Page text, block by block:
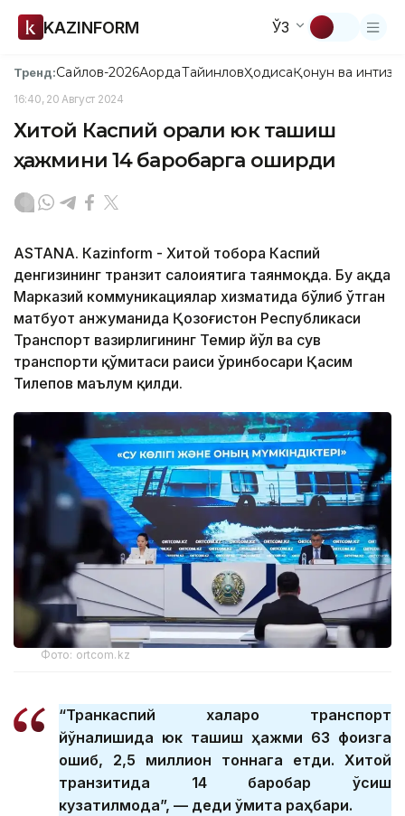
KAZINFORM ЎЗ
Тренд:Сайлов-2026АқордаТайинловҲодисаҚонун ва
16:40, 20 Август 2024
Хитой Каспий орқали юк ташиш
ҳажмини 14 баробарга оширди
ASTANА. Кazinform - Хитой тобора Каспий
денгизининг транзит салоҳиятига таянмоқда. Бу ҳақда
Марказий коммуникациялар хизматида бўлиб ўтган
матбуот анжуманида Қозоғистон Республикаси
Транспорт вазирлигининг Темир йўл ва сув
транспорти қўмитаси раиси ўринбосари Қасим
Тилепов маълум қилди.
Фото: ortcom.kz
“Транкаспий халқаро транспорт
йўналишида юк ташиш ҳажми 63 фоизга
ошиб, 2,5 миллион тоннага етди. Хитой
транзитида 14 баробар ўсиш
кузатилмоқда”, — деди қўмита раҳбари.